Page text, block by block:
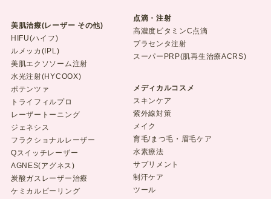
美肌治療(レーザー その他)
HIFU(ハイフ)
ルメッカ(IPL)
美肌エクソソーム注射
水光注射(HYCOOX)
ポテンツァ
トライフィルプロ
レーザートーニング
ジェネシス
フラクショナルレーザー
Qスイッチレーザー
AGNES(アグネス)
炭酸ガスレーザー治療
ケミカルピーリング
点滴・注射
高濃度ビタミンC点滴
プラセンタ注射
スーパーPRP(肌再生治療ACRS)
メディカルコスメ
スキンケア
紫外線対策
メイク
育毛/まつ毛・眉毛ケア
水素療法
サプリメント
制汗ケア
ツール